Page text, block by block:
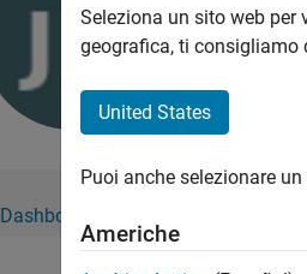
Followers:0
Dashboard
Seleziona un sito web per
geografica, ti consigliamo
United States
Puoi anche selezionare
Americhe